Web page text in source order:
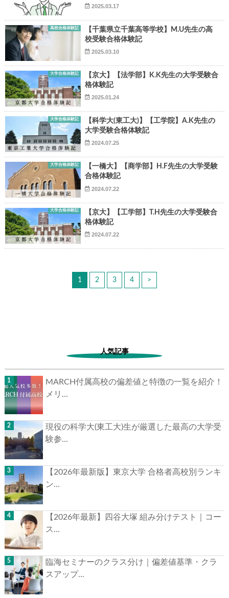
2025.03.17
高校合格体験記
【千葉県立千葉高等学校】M.U先生の高
校受験合格体験記
2025.03.10
大学合格体験記
【京大】【法学部】K.K先生の大学受験合
格体験記
2025.01.24
大学合格体験記
【科学大(東工大)】【工学院】A.K先生の
大学受験合格体験記
2024.07.25
大学合格体験記
【一橋大】【商学部】H.F先生の大学受験
合格体験記
2024.07.22
大学合格体験記
【京大】【工学部】T.H先生の大学受験合
格体験記
2024.07.22
1 2 3 4 >
人気記事
MARCH付属高校の偏差値と特徴の一覧を紹介！
メリ...
現役の科学大(東工大)生が厳選した最高の大学受
験参...
【2026年最新版】東京大学 合格者高校別ランキ
ン...
【2026年最新】四谷大塚 組み分けテスト｜コー
ス...
臨海セミナーのクラス分け｜偏差値基準・クラ
スアップ...